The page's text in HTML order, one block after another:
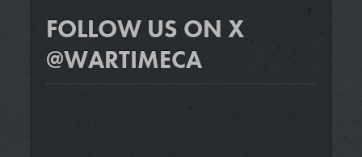
FOLLOW US ON X
@WARTIMECA